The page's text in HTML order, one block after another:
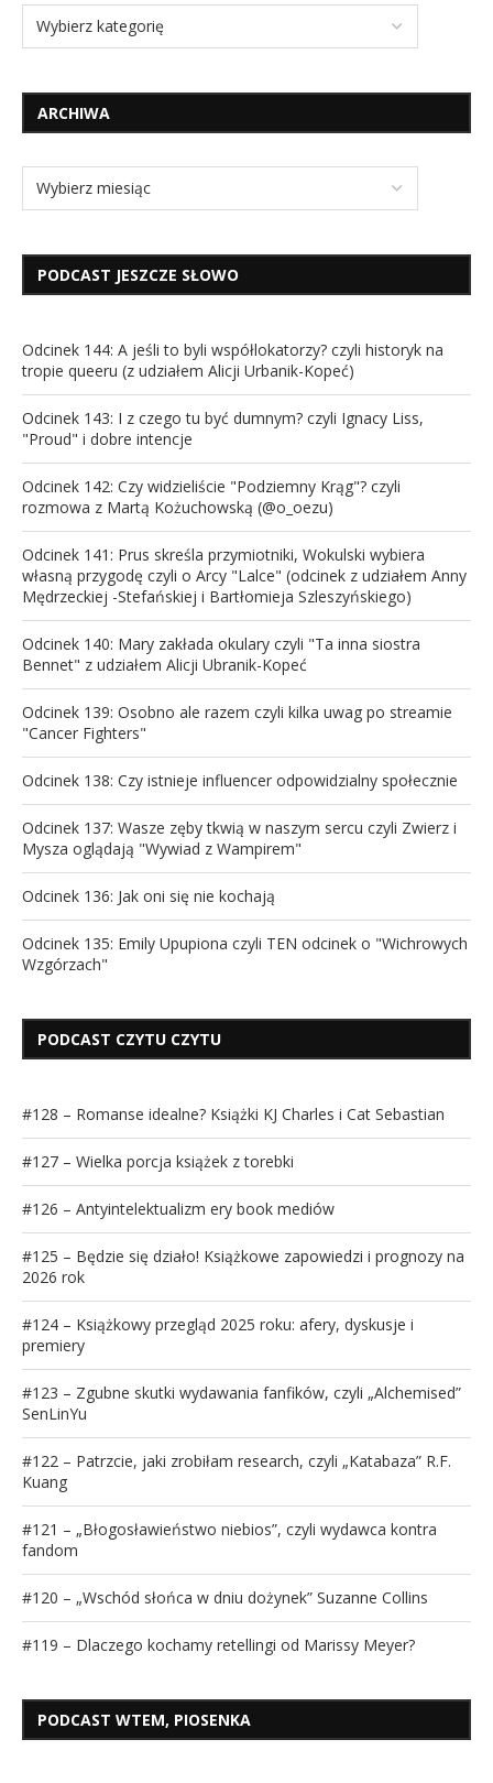
ARCHIWA
PODCAST JESZCZE SŁOWO
Odcinek 144: A jeśli to byli współlokatorzy? czyli historyk na
tropie queeru (z udziałem Alicji Urbanik-Kopeć)
Odcinek 143: I z czego tu być dumnym? czyli Ignacy Liss,
"Proud" i dobre intencje
Odcinek 142: Czy widzieliście "Podziemny Krąg"? czyli
rozmowa z Martą Kożuchowską (@o_oezu)
Odcinek 141: Prus skreśla przymiotniki, Wokulski wybiera
własną przygodę czyli o Arcy "Lalce" (odcinek z udziałem Anny
Mędrzeckiej -Stefańskiej i Bartłomieja Szleszyńskiego)
Odcinek 140: Mary zakłada okulary czyli "Ta inna siostra
Bennet" z udziałem Alicji Ubranik-Kopeć
Odcinek 139: Osobno ale razem czyli kilka uwag po streamie
"Cancer Fighters"
Odcinek 138: Czy istnieje influencer odpowidzialny społecznie
Odcinek 137: Wasze zęby tkwią w naszym sercu czyli Zwierz i
Mysza oglądają "Wywiad z Wampirem"
Odcinek 136: Jak oni się nie kochają
Odcinek 135: Emily Upupiona czyli TEN odcinek o "Wichrowych
Wzgórzach"
PODCAST CZYTU CZYTU
#128 – Romanse idealne? Książki KJ Charles i Cat Sebastian
#127 – Wielka porcja książek z torebki
#126 – Antyintelektualizm ery book mediów
#125 – Będzie się działo! Książkowe zapowiedzi i prognozy na
2026 rok
#124 – Książkowy przegląd 2025 roku: afery, dyskusje i
premiery
#123 – Zgubne skutki wydawania fanfików, czyli „Alchemised”
SenLinYu
#122 – Patrzcie, jaki zrobiłam research, czyli „Katabaza” R.F.
Kuang
#121 – „Błogosławieństwo niebios”, czyli wydawca kontra
fandom
#120 – „Wschód słońca w dniu dożynek” Suzanne Collins
#119 – Dlaczego kochamy retellingi od Marissy Meyer?
PODCAST WTEM, PIOSENKA